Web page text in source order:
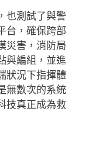
也測試了與警
台，確保跨部
災害，消防局
與編組，並進
狀況下指揮體
無數次的系統
技真正成為救